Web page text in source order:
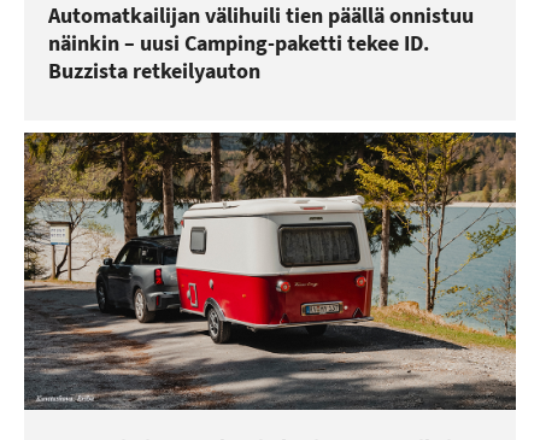
Automatkailijan välihuili tien päällä onnistuu
näinkin – uusi Camping-paketti tekee ID.
Buzzista retkeilyauton